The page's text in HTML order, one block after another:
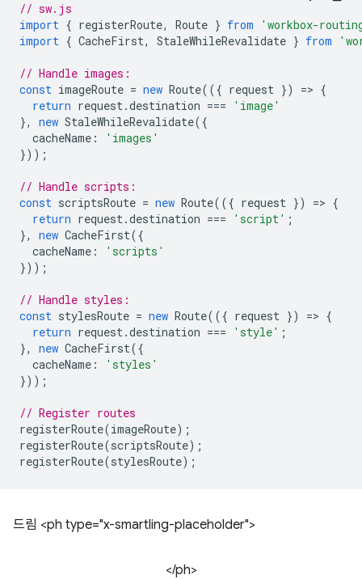
// sw.js
import { registerRoute, Route } from
'workbox-
import { CacheFirst, StaleWhileRevalidate } from
// Handle images:
const imageRoute = new Route(({ request }) => {
return request.destination ===
'image'
},
new StaleWhileRevalidate({
cacheName :
'images'
}));
// Handle scripts:
const scriptsRoute = new Route(({ request }) => {
return request.destination === 'script' ;
},
new CacheFirst({
cacheName :
'scripts'
}));
// Handle styles:
const stylesRoute = new Route(({ request }) => {
return request.destination === 'style' ;
},
new CacheFirst({
cacheName :
'styles'
}));
// Register routes
registerRoute(imageRoute);
registerRoute(scriptsRoute);
registerRoute(stylesRoute);
드림 <ph type="x-smartling-placeholder">
</ph>